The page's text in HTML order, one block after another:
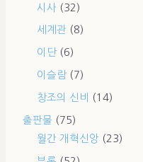
시사 (32)
세계관 (8)
이단 (6)
이슬람 (7)
창조의 신비 (14)
출판물 (75)
월간 개혁신앙 (23)